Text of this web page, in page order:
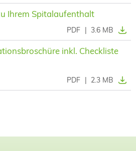
Ihrem Spitalaufenthalt
PDF | 3.6 MB
inkl. Checkliste
PDF 2.3 MB